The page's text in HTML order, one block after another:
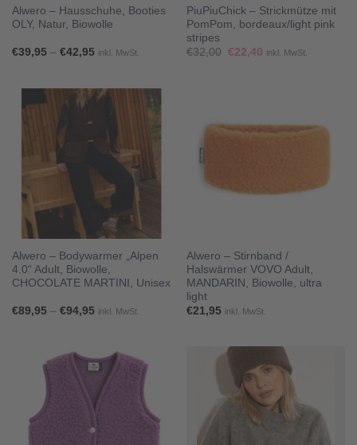
Alwero – Hausschuhe, Booties
OLY, Natur, Biowolle
€39,95 – €42,95Preisspanne:
inkl. MwSt.
PiuPiuChick – Strickmütze mit
PomPom, bordeaux/light pink
stripes
€32,00 Ursprünglicher
€22,40Aktueller
inkl. MwSt.
Alwero – Bodywarmer „Alpen
4.0“ Adult, Biowolle,
CHOCOLATE MARTINI, Unisex
€89,95 – €94,95Preisspanne:
inkl. MwSt.
Alwero – Stirnband /
Halswärmer VOVO Adult,
MANDARIN, Biowolle, ultra
light
€21,95 inkl. MwSt.